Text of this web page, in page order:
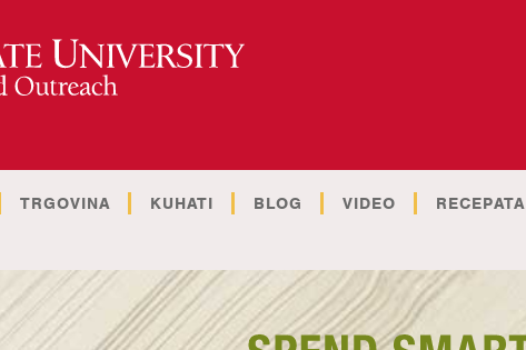
TRGOVINA KUHATI BLOG VIDEO RECEPATA